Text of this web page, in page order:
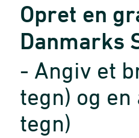
Opret en
Danmarks
- Angiv et
tegn) og
tegn)